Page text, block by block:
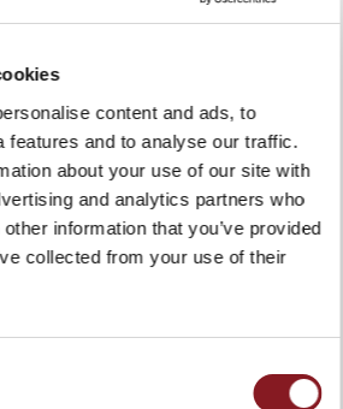
content and ads, to
features and to analyse our traffic.
about your use of our site with
and analytics partners who
information that you’ve provided
collected from your use of their